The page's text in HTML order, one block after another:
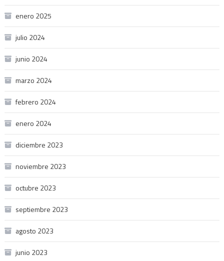
enero 2025
julio 2024
junio 2024
marzo 2024
febrero 2024
enero 2024
diciembre 2023
noviembre 2023
octubre 2023
septiembre 2023
agosto 2023
junio 2023